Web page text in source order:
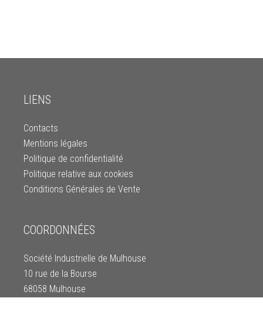
LIENS
Contacts
Mentions légales
Politique de confidentialité
Politique relative aux cookies
Conditions Générales de Vente
COORDONNÉES
Société Industrielle de Mulhouse
10 rue de la Bourse
68058 Mulhouse